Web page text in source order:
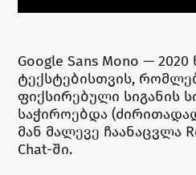
Google Sans Mono —
ტექსტებისთვის,
ფიქსირებული სიგანის
საჭიროებდა
მან მალევე ჩაანაცვლა
Chat-ში.